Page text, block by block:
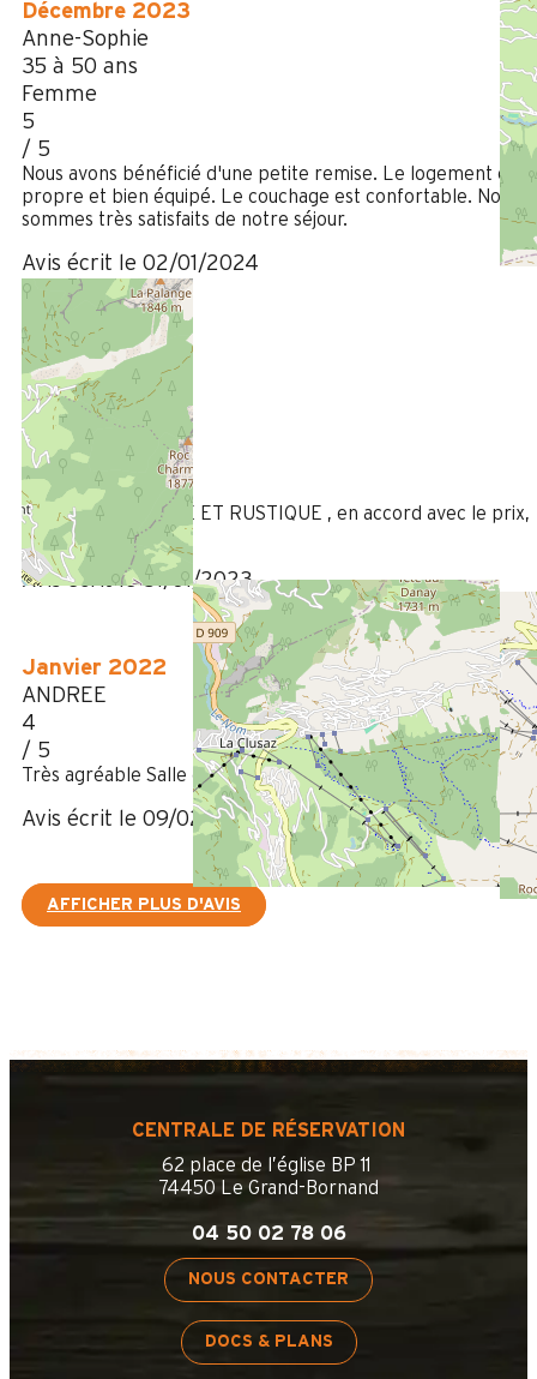
Décembre 2023
Anne-Sophie
35 à 50 ans
Femme
5
/ 5
Nous avons bénéficié d'une petite remise. Le logement est
propre et bien équipé. Le couchage est confortable. Nous
sommes très satisfaits de notre séjour.
Avis écrit le 02/01/2024
Janvier 2023
Christine
Plus de 50 ans
Femme
4
/ 5
LOGEMENT SIMPLE ET RUSTIQUE , en accord avec le prix,
douche petite
Avis écrit le 31/01/2023
Janvier 2022
ANDREE
4
/ 5
Très agréable Salle d'eau trop petite .
Avis écrit le 09/02/2022
AFFICHER PLUS D'AVIS
CENTRALE DE RÉSERVATION
62 place de l’église BP 11
74450 Le Grand-Bornand
04 50 02 78 06
NOUS CONTACTER
DOCS & PLANS